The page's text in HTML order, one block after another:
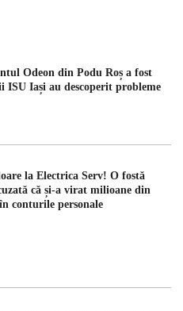
Odeon din Podu Roș a fost
ISU Iași au descoperit probleme
la Electrica Serv! O fostă
că și-a virat milioane din
conturile personale